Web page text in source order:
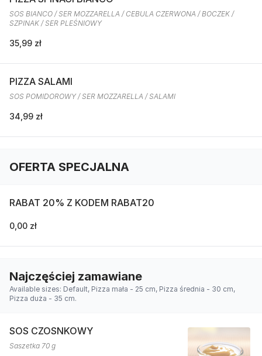
SOS BIANCO / SER MOZZARELLA / CEBULA CZERWONA / BOCZEK /
SZPINAK / SER PLEŚNIOWY
35,99 zł
PIZZA SALAMI
SOS POMIDOROWY / SER MOZZARELLA / SALAMI
34,99 zł
OFERTA SPECJALNA
RABAT 20% Z KODEM RABAT20
0,00 zł
Najczęściej zamawiane
Available sizes: Default, Pizza mała - 25 cm, Pizza średnia - 30 cm,
Pizza duża - 35 cm.
SOS CZOSNKOWY
Saszetka 70 g